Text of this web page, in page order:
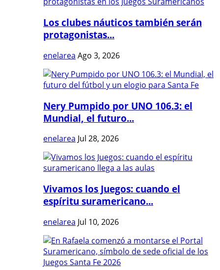
Los clubes náuticos también serán
protagonistas...
enelarea Ago 3, 2026
Nery Pumpido por UNO 106.3: el
Mundial, el futuro...
enelarea Jul 28, 2026
Vivamos los Juegos: cuando el
espíritu suramericano...
enelarea Jul 10, 2026